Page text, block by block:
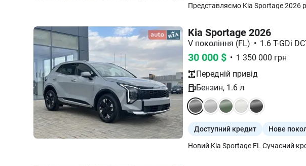
Kia Sportage 2026
V покоління (FL) • 1.6 T-GDi
30 000 $ • 1 350 000 грн
Передній привід
Бензин, 1.6 л
Доступний кредит Нове